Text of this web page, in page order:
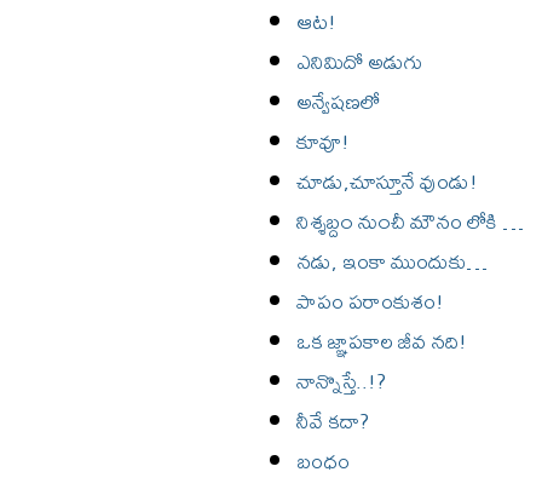
ఆట!
ఎనిమిదో అడుగు
అన్వేషణలో
కూవూ!
చూడు,చూస్తూనే వుండు!
నిశ్శబ్ద౦ ను౦చీ మౌనం లోకి …
నడు, ఇంకా ముందుకు…
పాపం పరాంకుశం!
ఒక జ్ఞాపకాల జీవ నది!
నాన్నొస్తే..!?
నీవే కదా?
బంధం